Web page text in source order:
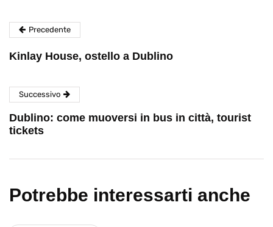
Precedente
Kinlay House, ostello a Dublino
Successivo
Dublino: come muoversi in bus in città, tourist
tickets
Potrebbe interessarti anche